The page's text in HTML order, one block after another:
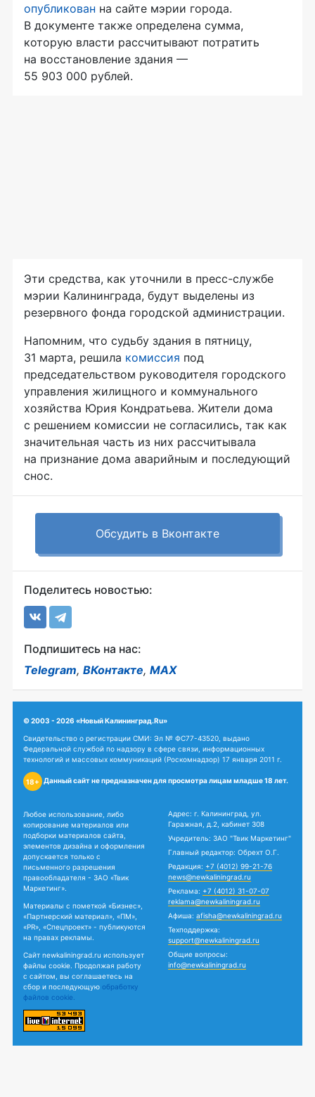
опубликован на сайте мэрии города.
В документе также определена сумма,
которую власти рассчитывают потратить
на восстановление здания —
55 903 000 рублей.
Эти средства, как уточнили в пресс-службе
мэрии Калининграда, будут выделены из
резервного фонда городской администрации.
Напомним, что судьбу здания в пятницу,
31 марта, решила комиссия под
председательством руководителя городского
управления жилищного и коммунального
хозяйства Юрия Кондратьева. Жители дома
с решением комиссии не согласились, так как
значительная часть из них рассчитывала
на признание дома аварийным и последующий
снос.
Обсудить в Вконтакте
Поделитесь новостью:
Подпишитесь на нас:
Telegram, ВКонтакте, MAX
© 2003 - 2026 «Новый Калининград.Ru»
Свидетельство о регистрации СМИ: Эл № ФС77-43520, выдано
Федеральной службой по надзору в сфере связи, информационных
технологий и массовых коммуникаций (Роскомнадзор) 17 января 2011 г.
18+ Данный сайт не предназначен для просмотра лицам младше 18 лет.
Любое использование, либо
копирование материалов или
подборки материалов сайта,
элементов дизайна и оформления
допускается только с
письменного разрешения
правообладателя - ЗАО «Твик
Маркетинг».
Материалы с пометкой «Бизнес»,
«Партнерский материал», «ПМ»,
«PR», «Спецпроект» - публикуются
на правах рекламы.
Сайт newkaliningrad.ru использует
файлы cookie. Продолжая работу
с сайтом, вы соглашаетесь на
сбор и последующую обработку
файлов cookie.
Адрес: г. Калининград, ул.
Гаражная, д.2, кабинет 308
Учредитель: ЗАО "Твик Маркетинг"
Главный редактор: Обрехт О.Г.
Редакция: +7 (4012) 99-21-76
news@newkaliningrad.ru
Реклама: +7 (4012) 31-07-07
reklama@newkaliningrad.ru
Афиша: afisha@newkaliningrad.ru
Техподдержка:
support@newkaliningrad.ru
Общие вопросы:
info@newkaliningrad.ru